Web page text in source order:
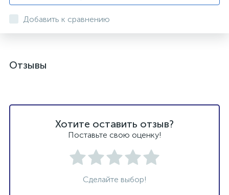
Добавить к сравнению
Отзывы
Хотите оставить отзыв?
Поставьте свою оценку!
Сделайте выбор!